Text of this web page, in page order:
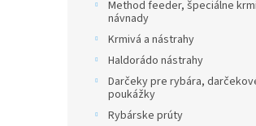
Method feeder, špeciálne
návnady
Krmivá a nástrahy
Haldorádo nástrahy
Darčeky pre rybára,
poukážky
Rybárske prúty